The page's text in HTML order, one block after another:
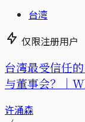
台湾
仅限注册用户
台湾最受信任
与董事会？｜
许涌森